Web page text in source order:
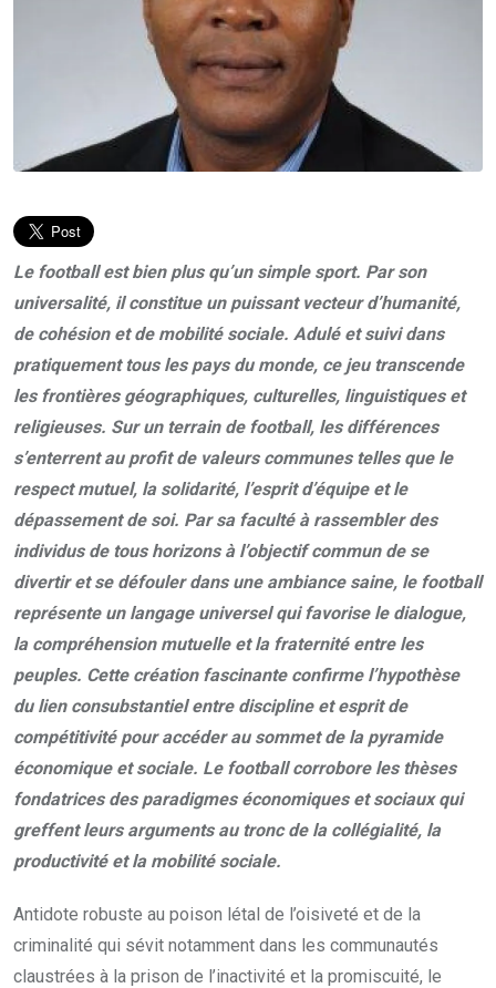
Le football est bien plus qu’un simple sport. Par son
universalité, il constitue un puissant vecteur d’humanité,
de cohésion et de mobilité sociale. Adulé et suivi dans
pratiquement tous les pays du monde, ce jeu transcende
les frontières géographiques, culturelles, linguistiques et
religieuses. Sur un terrain de football, les différences
s’enterrent au profit de valeurs communes telles que le
respect mutuel, la solidarité, l’esprit d’équipe et le
dépassement de soi. Par sa faculté à rassembler des
individus de tous horizons à l’objectif commun de se
divertir et se défouler dans une ambiance saine, le football
représente un langage universel qui favorise le dialogue,
la compréhension mutuelle et la fraternité entre les
peuples. Cette création fascinante confirme l’hypothèse
du lien consubstantiel entre discipline et esprit de
compétitivité pour accéder au sommet de la pyramide
économique et sociale. Le football corrobore les thèses
fondatrices des paradigmes économiques et sociaux qui
greffent leurs arguments au tronc de la collégialité, la
productivité et la mobilité sociale.
Antidote robuste au poison létal de l’oisiveté et de la
criminalité qui sévit notamment dans les communautés
claustrées à la prison de l’inactivité et la promiscuité, le